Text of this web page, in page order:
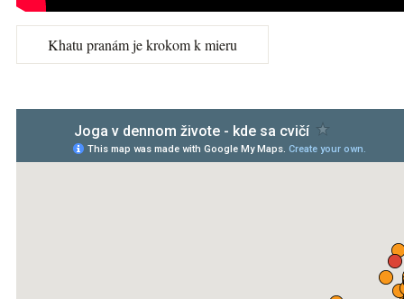
Khatu pranám je krokom k mieru